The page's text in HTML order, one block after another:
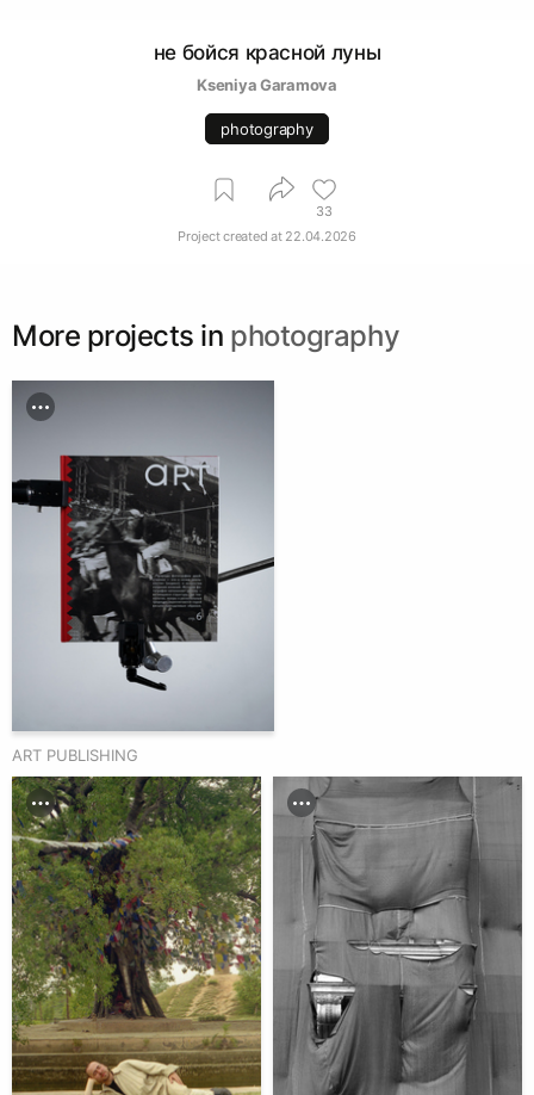
не бойся красной луны
Kseniya Garamova
photography
33
Project created at 22.04.2026
More projects in photography
ART PUBLISHING